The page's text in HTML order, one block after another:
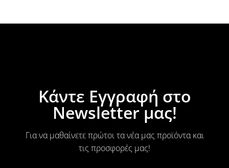
Κάντε Εγγραφή στο
Newsletter μας!
Για να μαθαίνετε πρώτοι τα νέα μας προϊόντα και
τις προσφορές μας!